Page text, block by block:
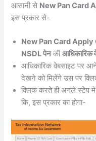
आसानी से New Pan Card
इस प्रकार से-
New Pan Card
NSDL पेनकीआधिकारिक
आधिकारिक वेबसाइट पर
देखने को मिलेंगे उस पर
क्लिक करते ही अगले स्टेप
कि, इस प्रकार का होगा-